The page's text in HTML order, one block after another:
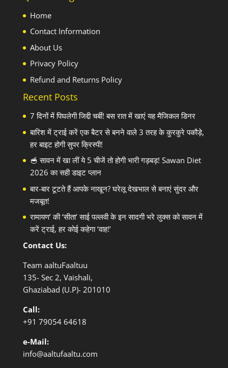
Home
Contact Information
About Us
Privacy Policy
Refund and Returns Policy
Recent Posts
7 दिनों में पिघलेगी जिद्दी चर्बी! बस रात में खाएं यह मैजिकल डिनर
बारिश में ट्राई करें एक बैटर से बनने वाले 3 तरह के कुरकुरे पकौड़े,
हर बाइट होगी सुपर क्रिस्पी!
🥣 सावन में खा लीं ये 5 चीजें तो होगी भारी गड़बड़! Sawan Diet
2026 का सही डाइट प्लान
बार-बार टूटते हैं आपके नाखून? घरेलू देखभाल से बनाएं सुंदर और
मजबूत!
रामायण’ की ‘सीता’ साई पल्लवी के इन सादगी भरे लुक्स को सावन में
करें ट्राई, हर कोई कहेगा ‘वाह!’
Contact Us:
Team aaltuFaaltuu
135- Sec 2, Vaishali,
Ghaziabad (U.P)- 201010
Call:
+91 79054 64618
e-Mail:
info@aaltufaaltu.com